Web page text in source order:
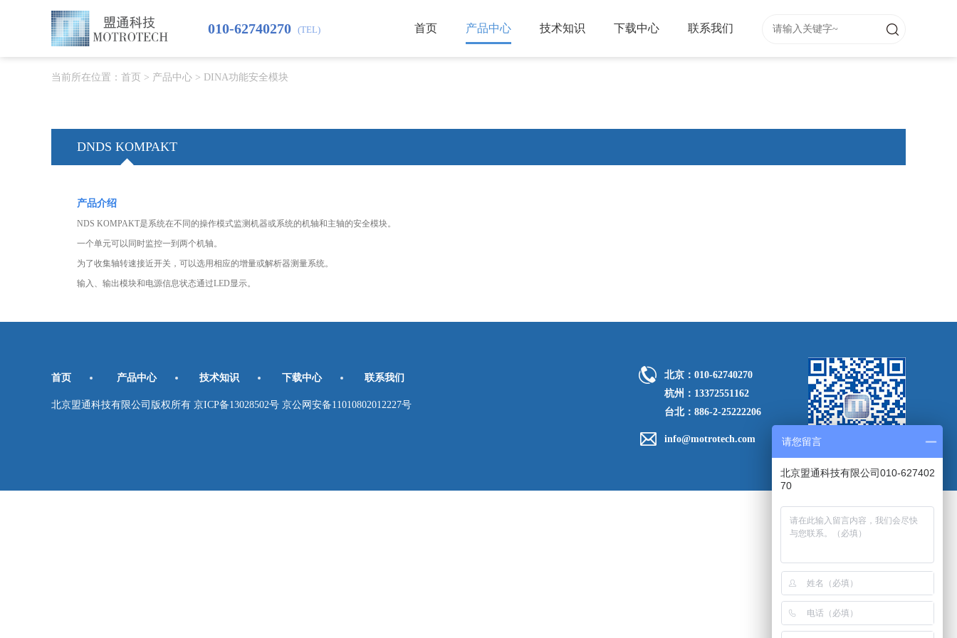
首页 产品中心 技术知识 下载中心 联系我们
010-62740270 (TEL)
当前所在位置： 首页 > 产品中心 > DINA功能安全模块
DNDS KOMPAKT
产品介绍
NDS KOMPAKT是系统在不同的操作模式监测机器或系统的机轴和主轴的安全模块。
一个单元可以同时监控一到两个机轴。
为了收集轴转速接近开关，可以选用相应的增量或解析器测量系统。
输入、输出模块和电源信息状态通过LED显示。
北京：010-62740270
杭州：13372551162
台北：886-2-25222206
info@motrotech.com
首页 产品中心 技术知识 下载中心 联系我们
北京盟通科技有限公司版权所有 京ICP备13028502号 京公网安备11010802012227号
请您留言
北京盟通科技有限公司010-627402
70